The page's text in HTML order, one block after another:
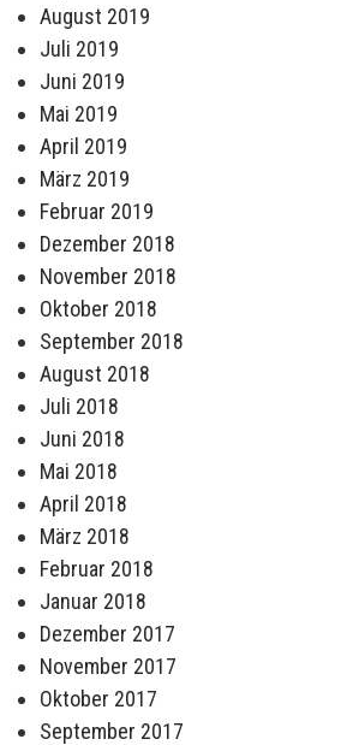
August 2019
Juli 2019
Juni 2019
Mai 2019
April 2019
März 2019
Februar 2019
Dezember 2018
November 2018
Oktober 2018
September 2018
August 2018
Juli 2018
Juni 2018
Mai 2018
April 2018
März 2018
Februar 2018
Januar 2018
Dezember 2017
November 2017
Oktober 2017
September 2017